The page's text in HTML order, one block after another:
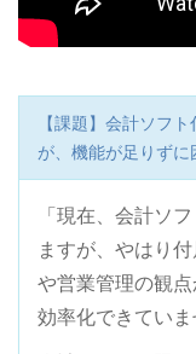
【課題】会計ソフ
が、機能が足りずに
「現在、会計ソ
ますが、やはり
や営業管理の観
効率化できていま